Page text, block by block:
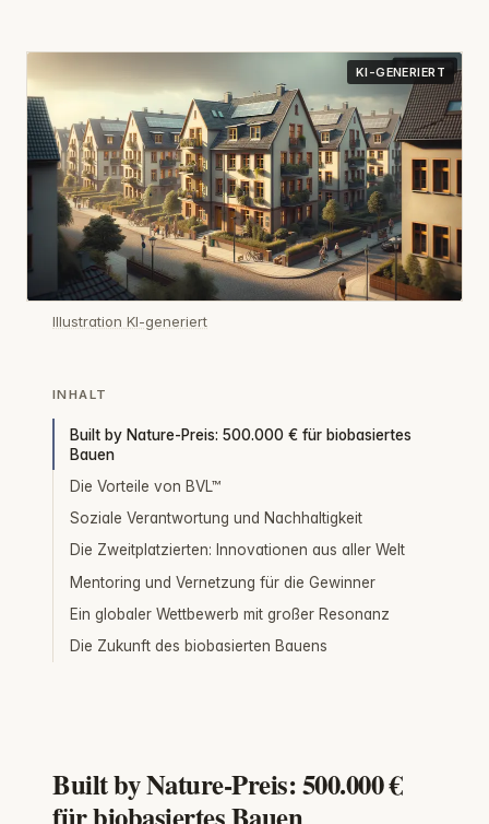
KI-GENERIERT
Illustration KI-generiert
INHALT
Built by Nature-Preis: 500.000 € für biobasiertes
Bauen
Die Vorteile von BVL™
Soziale Verantwortung und Nachhaltigkeit
Die Zweitplatzierten: Innovationen aus aller Welt
Mentoring und Vernetzung für die Gewinner
Ein globaler Wettbewerb mit großer Resonanz
Die Zukunft des biobasierten Bauens
Built by Nature-Preis: 500.000 €
für biobasiertes Bauen